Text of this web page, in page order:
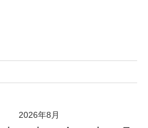
2026年8月